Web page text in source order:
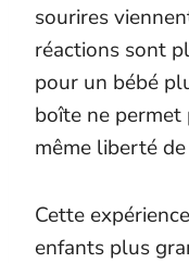
sourires
réactions sont
pour un bébé
boîte ne
même liberté
Cette
enfants plus